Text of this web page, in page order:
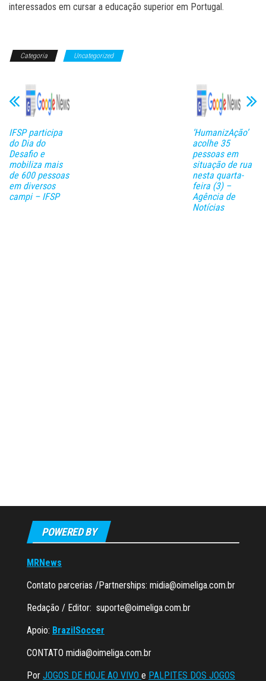
interessados em cursar a educação superior em Portugal.
Categoria Uncategorized
IFSP participa
do Dia do
Desafio e
mobiliza mais
de 600 pessoas
em diversos
campi – IFSP
‘HumanizAção’
acolhe 35
pessoas em
situação de rua
nesta quarta-
feira (3) –
Agência de
Notícias
POWERED BY
MRNews
Contato parcerias /Partnerships: midia@oimeliga.com.br
Redação / Editor: suporte@oimeliga.com.br
Apoio: BrazilSoccer
CONTATO midia@oimeliga.com.br
Por JOGOS DE HOJE AO VIVO e PALPITES DOS JOGOS